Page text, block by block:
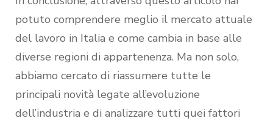
potuto comprendere meglio il mercato attuale
del lavoro in Italia e come cambia in base alle
diverse regioni di appartenenza. Ma non solo,
abbiamo cercato di riassumere tutte le
principali novità legate all’evoluzione
dell’industria e di analizzare tutti quei fattori